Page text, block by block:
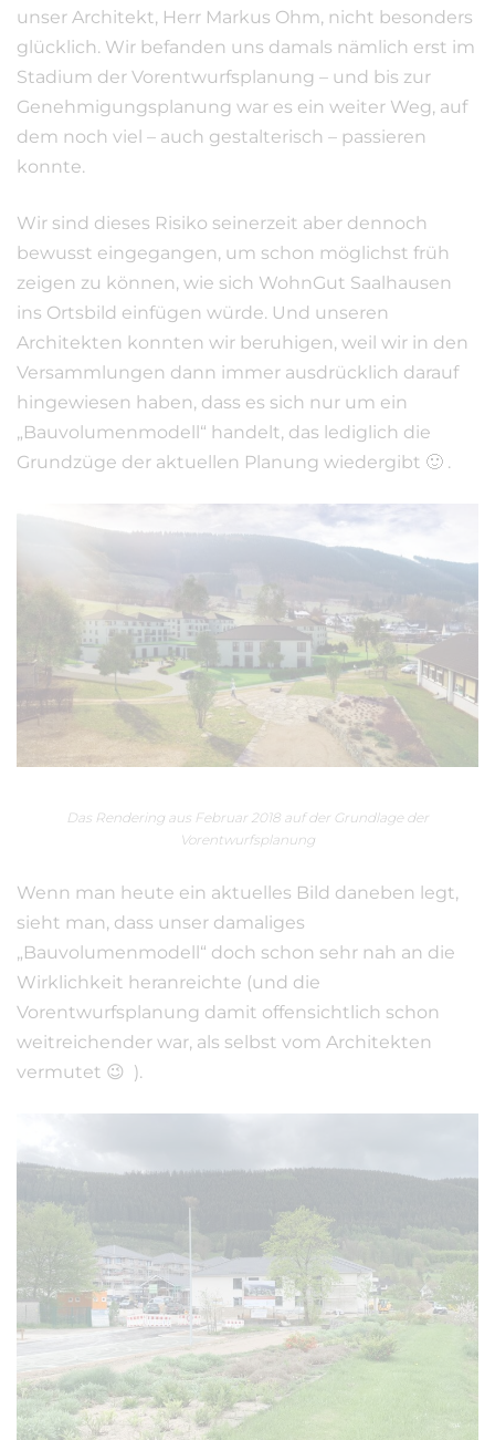
unser Architekt, Herr Markus Ohm, nicht besonders
glücklich. Wir befanden uns damals nämlich erst im
Stadium der Vorentwurfsplanung – und bis zur
Genehmigungsplanung war es ein weiter Weg, auf
dem noch viel – auch gestalterisch – passieren
konnte.
Wir sind dieses Risiko seinerzeit aber dennoch
bewusst eingegangen, um schon möglichst früh
zeigen zu können, wie sich WohnGut Saalhausen
ins Ortsbild einfügen würde. Und unseren
Architekten konnten wir beruhigen, weil wir in den
Versammlungen dann immer ausdrücklich darauf
hingewiesen haben, dass es sich nur um ein
„Bauvolumenmodell“ handelt, das lediglich die
Grundzüge der aktuellen Planung wiedergibt 🙂 .
Das Rendering aus Februar 2018 auf der Grundlage der
Vorentwurfsplanung
Wenn man heute ein aktuelles Bild daneben legt,
sieht man, dass unser damaliges
„Bauvolumenmodell“ doch schon sehr nah an die
Wirklichkeit heranreichte (und die
Vorentwurfsplanung damit offensichtlich schon
weitreichender war, als selbst vom Architekten
vermutet 😉 ).